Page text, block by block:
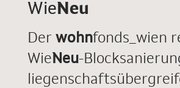
WieNeu
Der wohnfonds_wien
Wie Neu-